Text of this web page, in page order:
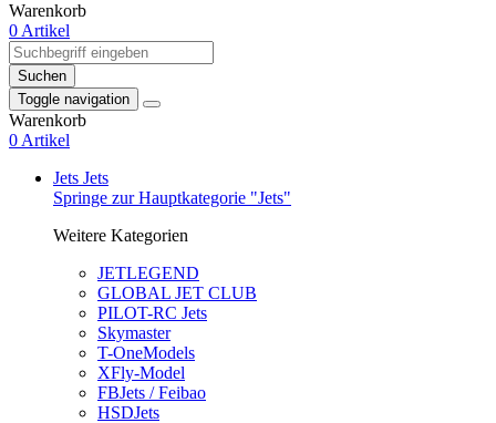
Warenkorb
0 Artikel
Suchen
Toggle navigation
Warenkorb
0 Artikel
Jets Jets
Springe zur Hauptkategorie "Jets"
Weitere Kategorien
JETLEGEND
GLOBAL JET CLUB
PILOT-RC Jets
Skymaster
T-OneModels
XFly-Model
FBJets / Feibao
HSDJets